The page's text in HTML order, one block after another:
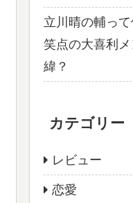
立川晴の輔っ
笑点の大喜利
緯？
カテゴリー
レビュー
恋愛